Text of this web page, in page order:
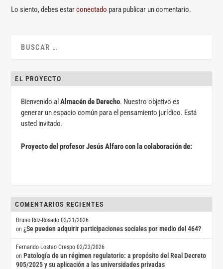
Lo siento, debes estarconectado para publicar un comentario.
EL PROYECTO
Bienvenido alAlmacén de Derecho. Nuestro objetivo es
generar un espacio común para el pensamiento jurídico. Está
usted invitado.
Proyecto del profesor Jesús Alfaro con la colaboración de:
COMENTARIOS RECIENTES
Bruno Rdz-Rosado 03/21/2026
on¿Se pueden adquirir participaciones sociales por medio del 464?
Fernando Lostao Crespo 02/23/2026
on Patología de un régimen regulatorio: a propósito del Real Decreto
905/2025 y su aplicación a las universidades privadas